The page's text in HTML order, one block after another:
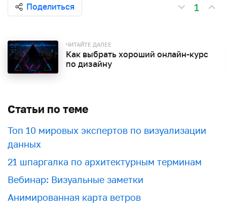
Поделиться 1
ЧИТАЙТЕ ДАЛЕЕ
Как выбрать хороший онлайн-курс
по дизайну
Статьи по теме
Топ 10 мировых экспертов по визуализации
данных
21 шпаргалка по архитектурным терминам
Вебинар: Визуальные заметки
Анимированная карта ветров